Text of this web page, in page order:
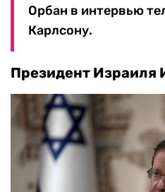
Орбан в интервью
Карлсону.
Президент Израиля